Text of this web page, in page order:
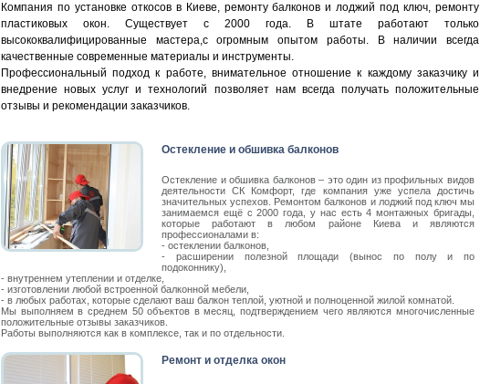
Компания по установке откосов в Киеве, ремонту балконов и лоджий под ключ, ремонту
пластиковых окон. Существует с 2000 года. В штате работают только
высококвалифицированные мастера,с огромным опытом работы. В наличии всегда
качественные современные материалы и инструменты.
Профессиональный подход к работе, внимательное отношение к каждому заказчику и
внедрение новых услуг и технологий позволяет нам всегда получать положительные
отзывы и рекомендации заказчиков.
Остекление и обшивка балконов
Остекление и обшивка балконов – это один из профильных видов
деятельности СК Комфорт, где компания уже успела достичь
значительных успехов. Ремонтом балконов и лоджий под ключ мы
занимаемся ещё с 2000 года, у нас есть 4 монтажных бригады,
которые работают в любом районе Киева и являются
профессионалами в:
- остеклении балконов,
- расширении полезной площади (вынос по полу и по
подоконнику),
- внутреннем утеплении и отделке,
- изготовлении любой встроенной балконной мебели,
- в любых работах, которые сделают ваш балкон теплой, уютной и полноценной жилой комнатой.
Мы выполняем в среднем 50 объектов в месяц, подтверждением чего являются многочисленные
положительные отзывы заказчиков.
Работы выполняются как в комплексе, так и по отдельности.
Ремонт и отделка окон